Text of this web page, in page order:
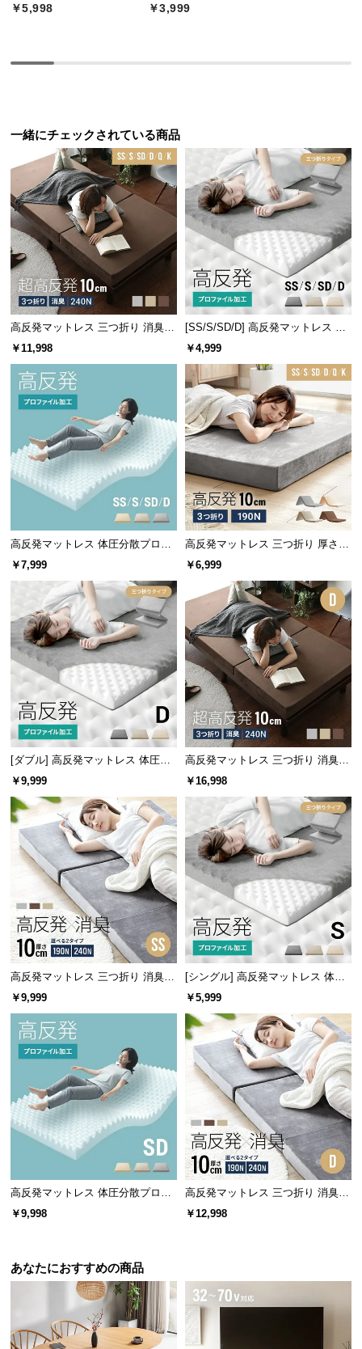
梱
サ
に
つ
て
搬
入
経
路
に
つ
い
て
返
キ
ャ
ン
セ
に
つ
い
保
証
つ
い
て
会
員
規
約
つ
い
お
客
様
お
グ
企
業
￥5,998 ￥3,999
一緒にチェックされている商品
高反発マットレス 三つ折り 消臭
高密度ハード 厚さ10cm SS/S/SD/
￥11,998
[SS/S/SD/D] 高反発マットレス 体
圧分散プロファイル加工 厚さ10cm
￥4,999
高反発マットレス 体圧分散プロフ
ァイル加工 厚さ10cm SS/S/SD/D
￥7,999
高反発マットレス 三つ折り 厚さ10
cm [SS/ S/SD/D/Q/K]
￥6,999
[ダブル] 高反発マットレス 体圧分
散プロファイル加工 厚さ10cm 三
￥9,999
高反発マットレス 三つ折り 消臭
高密度ハード 厚さ10cm D
￥16,998
高反発マットレス 三つ折り 消臭
スタンダード 厚さ10cm SS
￥9,999
[シングル] 高反発マットレス 体圧
分散プロファイル加工 厚さ10cm
￥5,999
高反発マットレス 体圧分散プロフ
ァイル加工 厚さ10cm SD
￥9,998
高反発マットレス 三つ折り 消臭
スタンダード 厚さ10cm D
￥12,998
あなたにおすすめの商品